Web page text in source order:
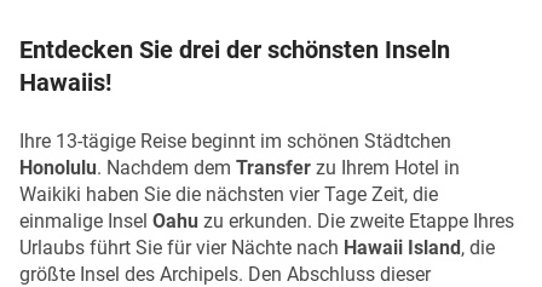
Entdecken Sie drei der schönsten Inseln
Hawaiis!
Ihre 13-tägige Reise beginnt im schönen Städtchen
Honolulu. Nachdem dem Transfer zu Ihrem Hotel in
Waikiki haben Sie die nächsten vier Tage Zeit, die
einmalige Insel Oahu zu erkunden. Die zweite Etappe Ihres
Urlaubs führt Sie für vier Nächte nach Hawaii Island, die
größte Insel des Archipels. Den Abschluss dieser